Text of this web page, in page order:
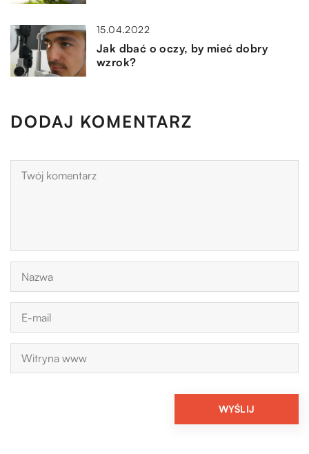
15.04.2022
Jak dbać o oczy, by mieć dobry
wzrok?
DODAJ KOMENTARZ